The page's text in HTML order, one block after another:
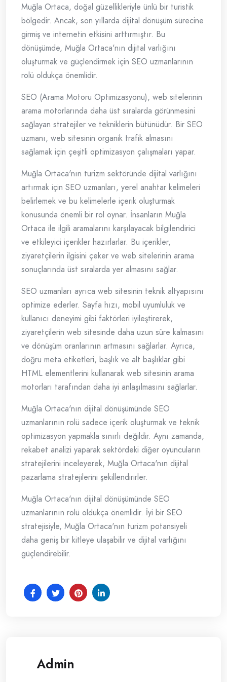
Muğla Ortaca, doğal güzellikleriyle ünlü bir turistik
bölgedir. Ancak, son yıllarda dijital dönüşüm sürecine
girmiş ve internetin etkisini arttırmıştır. Bu
dönüşümde, Muğla Ortaca'nın dijital varlığını
oluşturmak ve güçlendirmek için SEO uzmanlarının
rolü oldukça önemlidir.
SEO (Arama Motoru Optimizasyonu), web sitelerinin
arama motorlarında daha üst sıralarda görünmesini
sağlayan stratejiler ve tekniklerin bütünüdür. Bir SEO
uzmanı, web sitesinin organik trafik almasını
sağlamak için çeşitli optimizasyon çalışmaları yapar.
Muğla Ortaca'nın turizm sektöründe dijital varlığını
artırmak için SEO uzmanları, yerel anahtar kelimeleri
belirlemek ve bu kelimelerle içerik oluşturmak
konusunda önemli bir rol oynar. İnsanların Muğla
Ortaca ile ilgili aramalarını karşılayacak bilgilendirici
ve etkileyici içerikler hazırlarlar. Bu içerikler,
ziyaretçilerin ilgisini çeker ve web sitelerinin arama
sonuçlarında üst sıralarda yer almasını sağlar.
SEO uzmanları ayrıca web sitesinin teknik altyapısını
optimize ederler. Sayfa hızı, mobil uyumluluk ve
kullanıcı deneyimi gibi faktörleri iyileştirerek,
ziyaretçilerin web sitesinde daha uzun süre kalmasını
ve dönüşüm oranlarının artmasını sağlarlar. Ayrıca,
doğru meta etiketleri, başlık ve alt başlıklar gibi
HTML elementlerini kullanarak web sitesinin arama
motorları tarafından daha iyi anlaşılmasını sağlarlar.
Muğla Ortaca'nın dijital dönüşümünde SEO
uzmanlarının rolü sadece içerik oluşturmak ve teknik
optimizasyon yapmakla sınırlı değildir. Aynı zamanda,
rekabet analizi yaparak sektördeki diğer oyuncuların
stratejilerini inceleyerek, Muğla Ortaca'nın dijital
pazarlama stratejilerini şekillendirirler.
Muğla Ortaca'nın dijital dönüşümünde SEO
uzmanlarının rolü oldukça önemlidir. İyi bir SEO
stratejisiyle, Muğla Ortaca'nın turizm potansiyeli
daha geniş bir kitleye ulaşabilir ve dijital varlığını
güçlendirebilir.
Admin